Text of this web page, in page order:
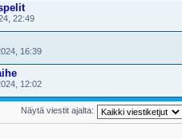
22:49
16:39
12:02
Näytä viestit ajalta: